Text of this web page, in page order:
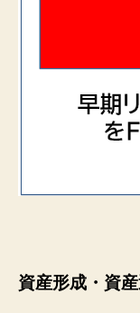
資産形成・資